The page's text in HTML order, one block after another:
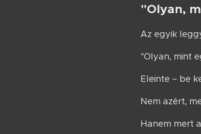
"Olyan,
Az egyik
"Olyan, mint
Eleinte – be
Nem azért,
Hanem mert